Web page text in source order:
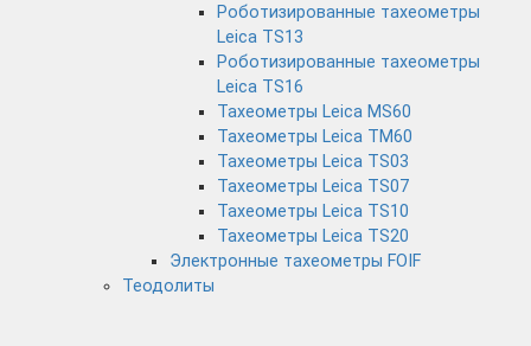
Роботизированные тахеометры
Leica TS13
Роботизированные тахеометры
Leica TS16
Тахеометры Leica MS60
Тахеометры Leica TM60
Тахеометры Leica TS03
Тахеометры Leica TS07
Тахеометры Leica TS10
Тахеометры Leica TS20
Электронные тахеометры FOIF
Теодолиты